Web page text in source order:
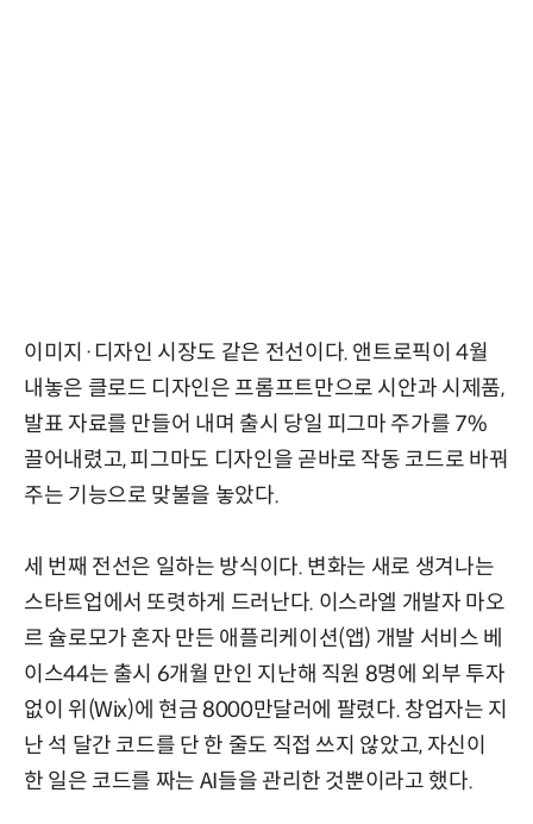
이미지·디자인 시장도 같은 전선이다. 앤트로픽이 4월
내놓은 클로드 디자인은 프롬프트만으로 시안과 시제품,
발표 자료를 만들어 내며 출시 당일 피그마 주가를 7%
끌어내렸고, 피그마도 디자인을 곧바로 작동 코드로 바꿔
주는 기능으로 맞불을 놓았다.
세 번째 전선은 일하는 방식이다. 변화는 새로 생겨나는
스타트업에서 또렷하게 드러난다. 이스라엘 개발자 마오
르 슐로모가 혼자 만든 애플리케이션(앱) 개발 서비스 베
이스44는 출시 6개월 만인 지난해 직원 8명에 외부 투자
없이 위(Wix)에 현금 8000만달러에 팔렸다. 창업자는 지
난 석 달간 코드를 단 한 줄도 직접 쓰지 않았고, 자신이
한 일은 코드를 짜는 AI들을 관리한 것뿐이라고 했다.